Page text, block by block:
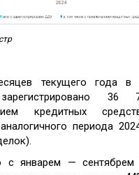
текущего года в
зарегистрировано
кредитных
периода
с январем — сентябрем